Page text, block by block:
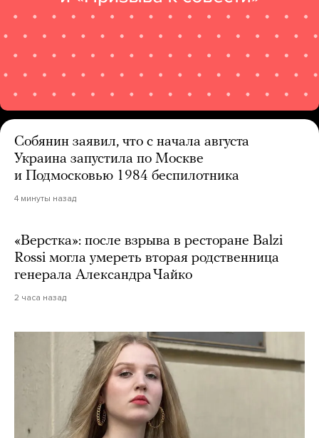
Собянин заявил, что с начала августа
Украина запустила по Москве
и Подмосковью 1984 беспилотника
4 минуты назад
«Верстка»: после взрыва в ресторане Balzi
Rossi могла умереть вторая родственница
генерала Александра Чайко
2 часа назад